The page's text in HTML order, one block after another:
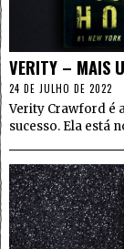
VERITY – MAIS
24 DE JULHO DE 2022
Verity Crawford é
sucesso. Ela está